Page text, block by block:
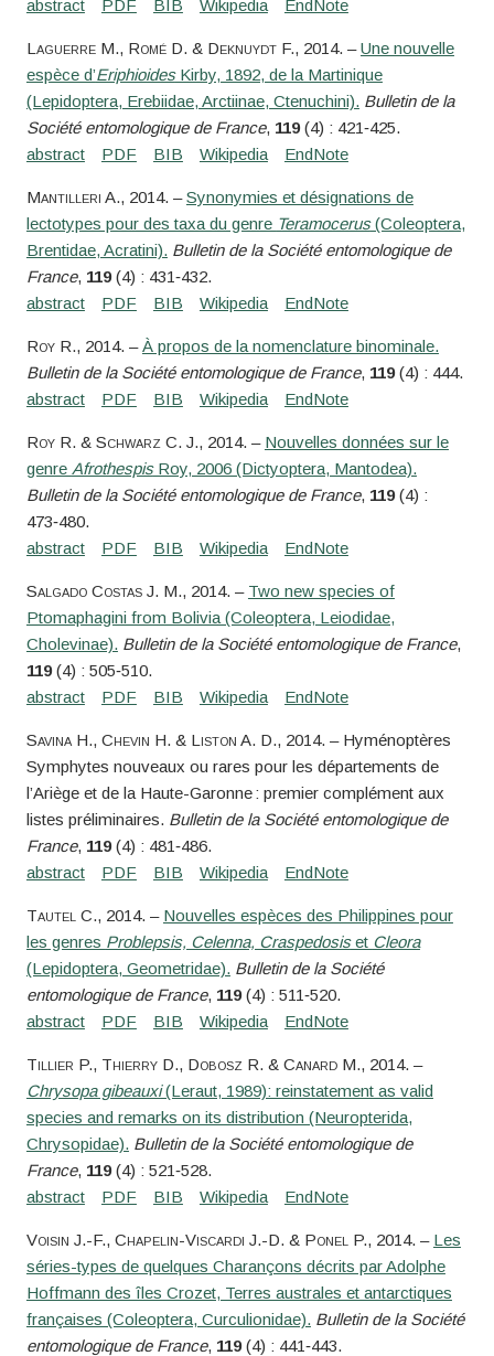
LaguerreM., RoméD. & DeknuydtF., 2014. –Une nouvelle
espèce d’EriphioidesKirby, 1892, de la Martinique
(Lepidoptera, Erebiidae, Arctiinae, Ctenuchini). Bulletin de la
Société entomologique de France, 119(4) : 421‑425.
Mantilleri A., 2014. –Synonymies et désignations de
lectotypes pour des taxa du genre Teramocerus(Coleoptera,
Brentidae, Acratini). Bulletin de la Société entomologique de
France, 119(4) : 431‑432.
RoyR., 2014. –À propos de la nomenclature binominale.
Bulletin de la Société entomologique de France, 119(4) : 444.
RoyR. & Schwarz C. J., 2014. – Nouvelles données sur le
genre AfrothespisRoy, 2006 (Dictyoptera, Mantodea).
Bulletin de la Société entomologique de France, 119(4) :
473‑480.
Salgado CostasJ. M., 2014. – Two new species of
Ptomaphagini from Bolivia (Coleoptera, Leiodidae,
Cholevinae). Bulletin de la Société entomologique de France,
119(4) : 505‑510.
SavinaH., Chevin H. & Liston A. D., 2014. – Hyménoptères
Symphytes nouveaux ou rares pour les départements de
l’Ariège et de la Haute-Garonne : premier complément aux
listes préliminaires. Bulletin de la Société entomologique de
France, 119(4) : 481‑486.
Tautel C., 2014. – Nouvelles espèces des Philippines pour
les genres Problepsis, Celenna, Craspedosiset Cleora
(Lepidoptera, Geometridae). Bulletin de la Société
entomologique de France, 119(4) : 511‑520.
Tillier P., ThierryD., Dobosz R. & CanardM., 2014. –
Chrysopa gibeauxi(Leraut, 1989): reinstatement as valid
species and remarks on its distribution (Neuropterida,
Chrysopidae). Bulletin de la Société entomologique de
France, 119(4) : 521‑528.
Voisin J.-F., Chapelin-Viscardi J.-D. & Ponel P., 2014. – Les
séries-types de quelques Charançons décrits par Adolphe
Hoffmann des îles Crozet, Terres australes et antarctiques
françaises (Coleoptera, Curculionidae). Bulletin de la Société
entomologique de France, 119(4) : 441‑443.